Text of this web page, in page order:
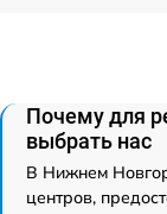
Почему для
выбрать нас
В Нижнем
центров,